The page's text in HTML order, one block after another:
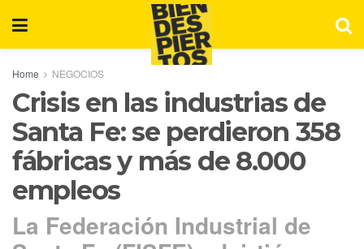
Home NEGOCIOS
Crisis en las industrias de
Santa Fe: se perdieron 358
fábricas y más de 8.000
empleos
La Federación Industrial de